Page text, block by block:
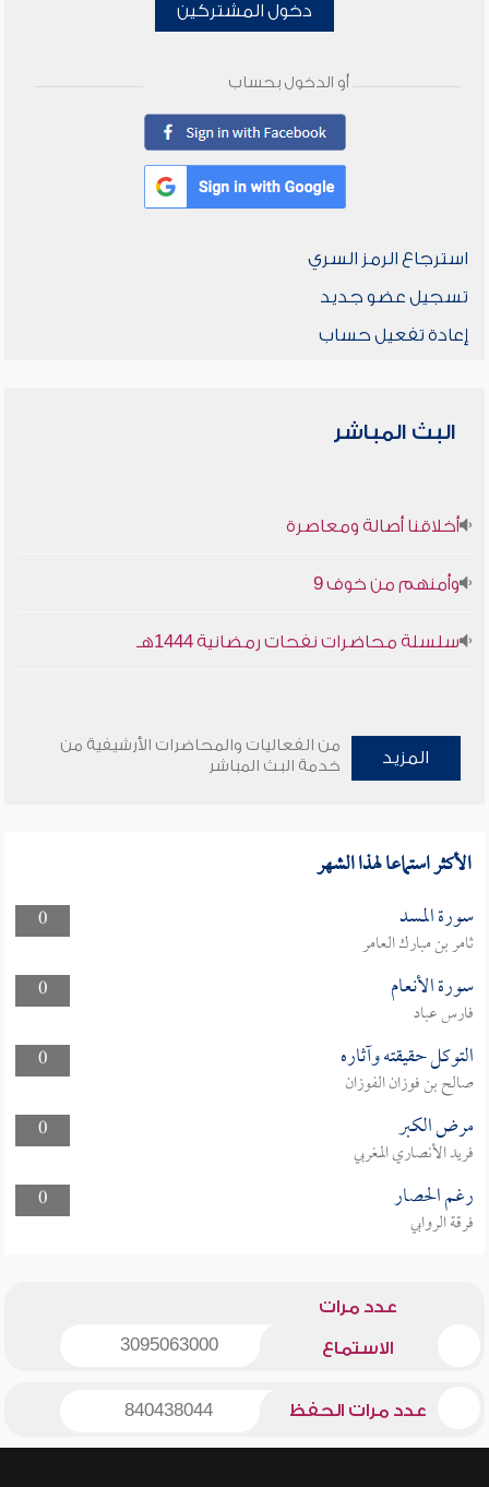
دخول المشتركين
أو الدخول بحساب
استرجاع الرمز السري
تسجيل عضو جديد
إعادة تفعيل حساب
البث المباشر
أخلاقنا أصالة ومعاصرة
وأمنهم من خوف 9
سلسلة محاضرات نفحات رمضانية 1444هـ
المزيد
من الفعاليات والمحاضرات الأرشيفية من
خدمة البث المباشر
الأكثر استماعا لهذا الشهر
0 سورة المسد
ثامر بن مبارك العامر
0
سورة الأنعام
فارس عباد
0
التوكل حقيقته وآثاره
صالح بن فوزان الفوزان
0
مرض الكبر
فريد الأنصاري المغربي
0
رغم الحصار
فرقة الروابي
عدد مرات
الاستماع 3095063000
عدد مرات الحفظ 840438044